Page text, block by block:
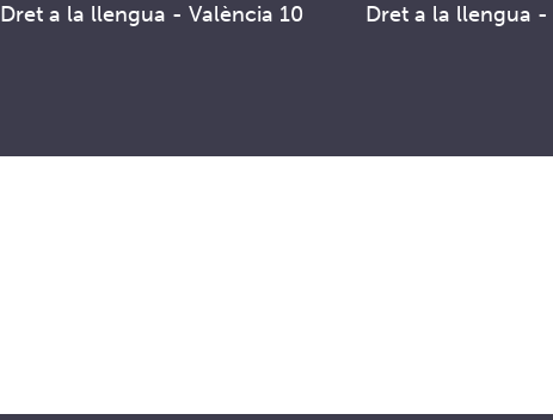
Dret a la llengua - València 10 Dret a la llengua -